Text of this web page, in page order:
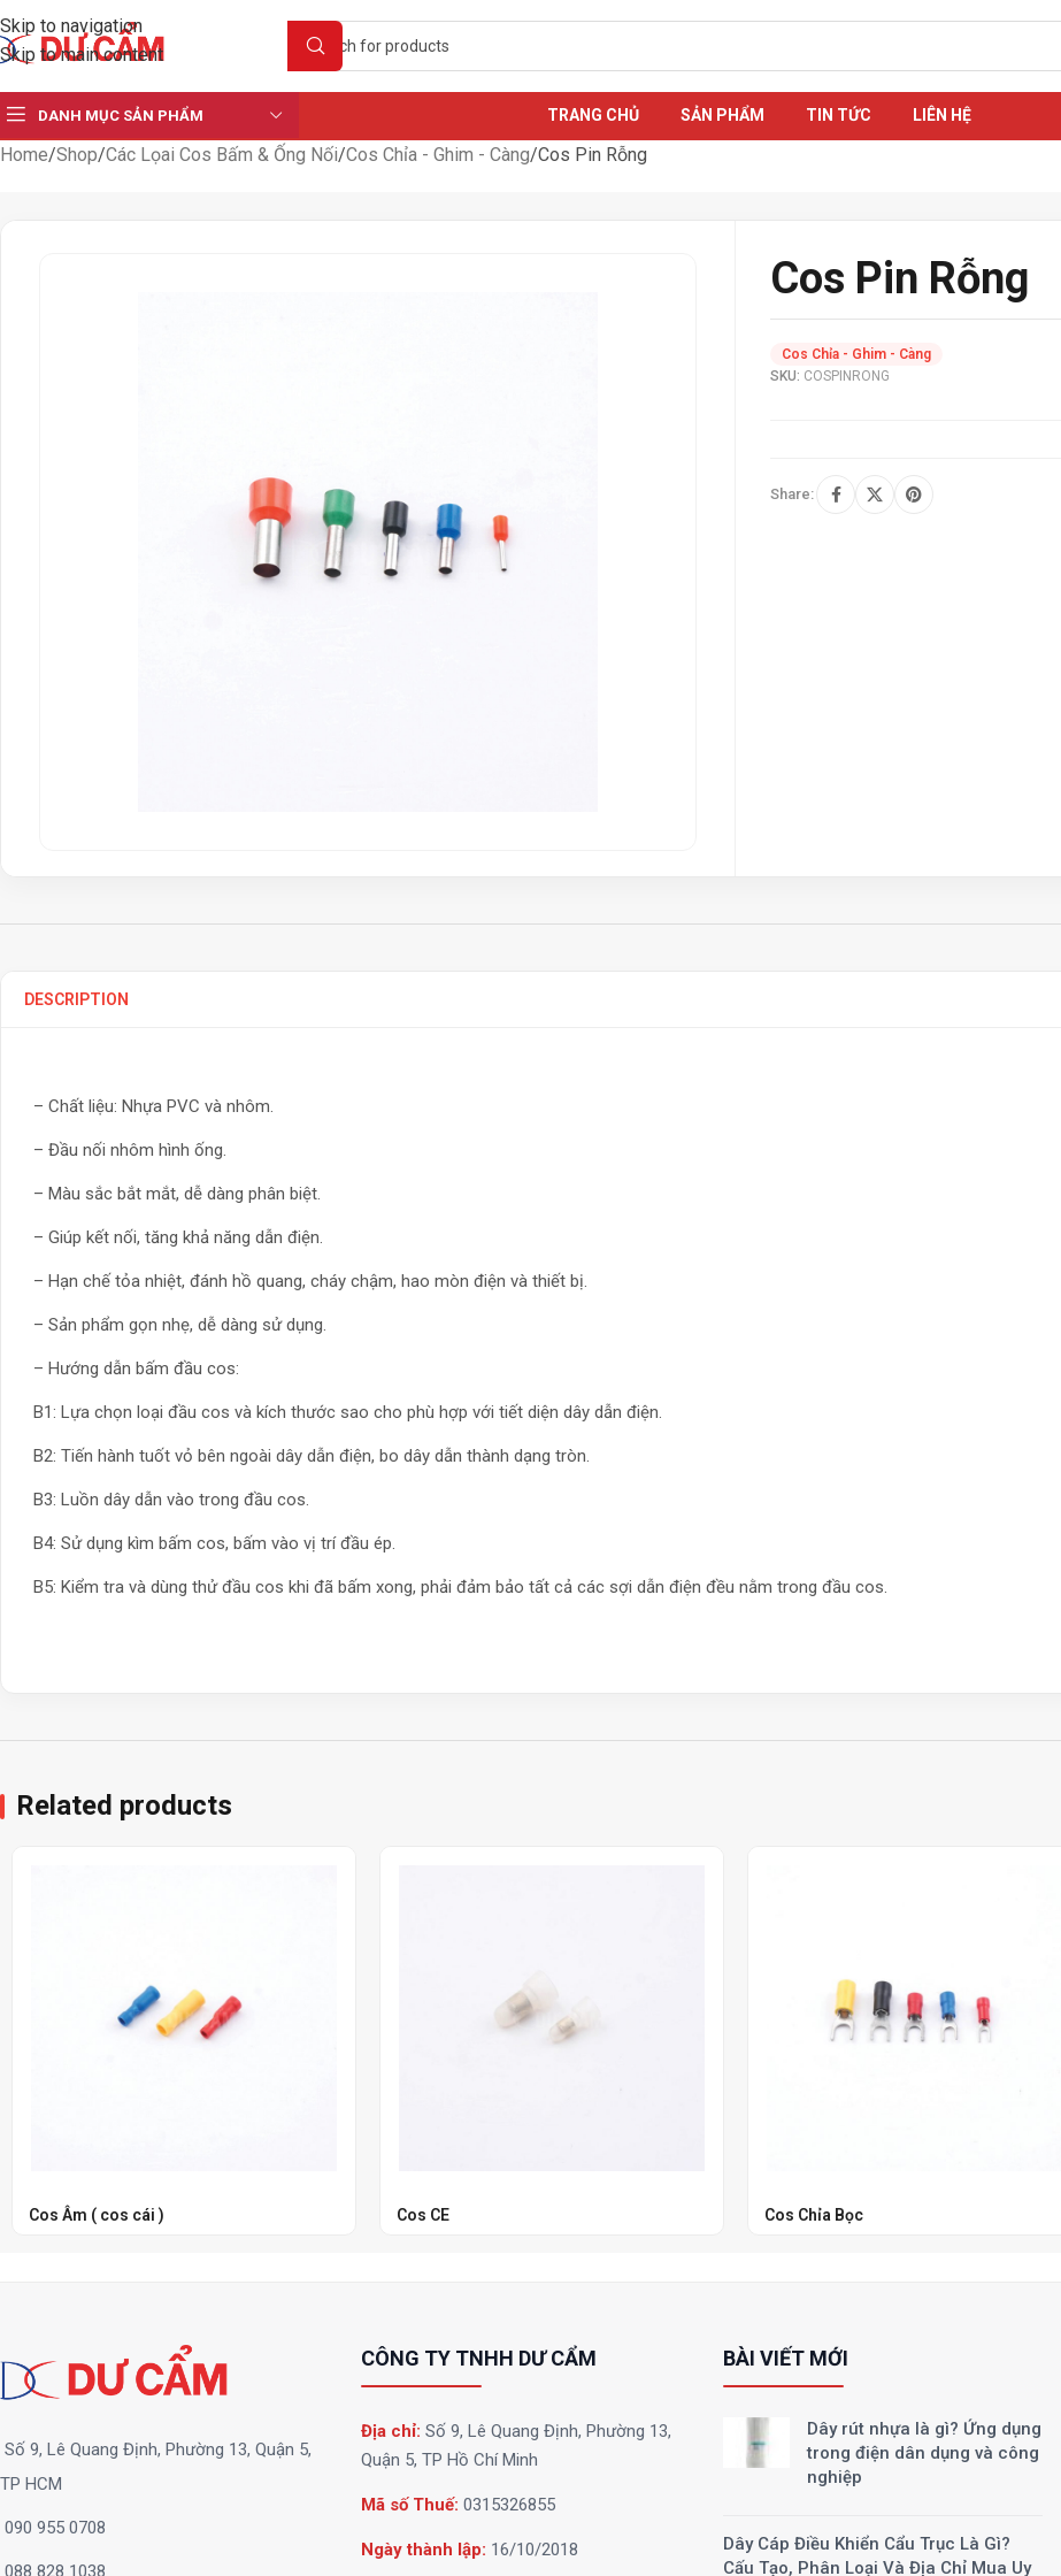
Skip to navigation
Skip to main content
DANH MỤC SẢN PHẨM TRANG CHỦ SẢN PHẨM TIN TỨC LIÊN HỆ
Home Shop Các Lọai Cos Bấm & Ống Nối Cos Chỉa - Ghim - Càng Cos Pin Rỗng
Cos Pin Rỗng
SKU: COSPINRONG
Cos Chỉa - Ghim - Càng
Share:
DESCRIPTION
– Chất liệu: Nhựa PVC và nhôm.
– Đầu nối nhôm hình ống.
– Màu sắc bắt mắt, dễ dàng phân biệt.
– Giúp kết nối, tăng khả năng dẫn điện.
– Hạn chế tỏa nhiệt, đánh hồ quang, cháy chậm, hao mòn điện và thiết bị.
– Sản phẩm gọn nhẹ, dễ dàng sử dụng.
– Hướng dẫn bấm đầu cos:
B1: Lựa chọn loại đầu cos và kích thước sao cho phù hợp với tiết diện dây dẫn điện.
B2: Tiến hành tuốt vỏ bên ngoài dây dẫn điện, bo dây dẫn thành dạng tròn.
B3: Luồn dây dẫn vào trong đầu cos.
B4: Sử dụng kìm bấm cos, bấm vào vị trí đầu ép.
B5: Kiểm tra và dùng thử đầu cos khi đã bấm xong, phải đảm bảo tất cả các sợi dẫn điện đều nằm trong đầu cos.
Related products
Cos Âm ( cos cái ) Cos CE Cos Chỉa Bọc
Số 9, Lê Quang Định, Phường 13, Quận 5,
TP HCM
090 955 0708
088 828 1038
CÔNG TY TNHH DƯ CẨM
Địa chỉ:Số 9, Lê Quang Định, Phường 13,
Quận 5, TP Hồ Chí Minh
Mã số Thuế: 0315326855
Ngày thành lập: 16/10/2018
BÀI VIẾT MỚI
Dây rút nhựa là gì? Ứng dụng
trong điện dân dụng và công
nghiệp
Dây Cáp Điều Khiển Cẩu Trục Là Gì?
Cấu Tạo, Phân Loại Và Địa Chỉ Mua Uy